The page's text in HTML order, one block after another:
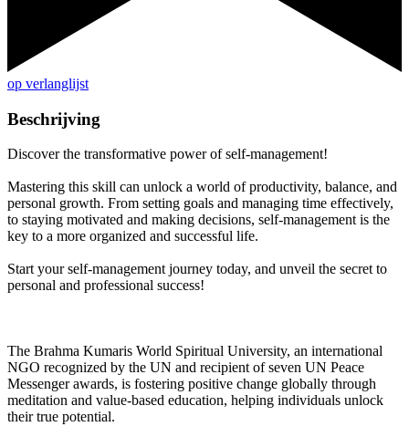
op verlanglijst
Beschrijving
Discover the transformative power of self-management!
Mastering this skill can unlock a world of productivity, balance, and
personal growth. From setting goals and managing time effectively,
to staying motivated and making decisions, self-management is the
key to a more organized and successful life.
Start your self-management journey today, and unveil the secret to
personal and professional success!
The Brahma Kumaris World Spiritual University, an international
NGO recognized by the UN and recipient of seven UN Peace
Messenger awards, is fostering positive change globally through
meditation and value-based education, helping individuals unlock
their true potential.